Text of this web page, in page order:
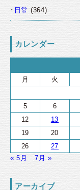
日常 (364)
カレンダー
月
火
5
6
12
13
19
20
26
27
« 5月
7月 »
アーカイブ